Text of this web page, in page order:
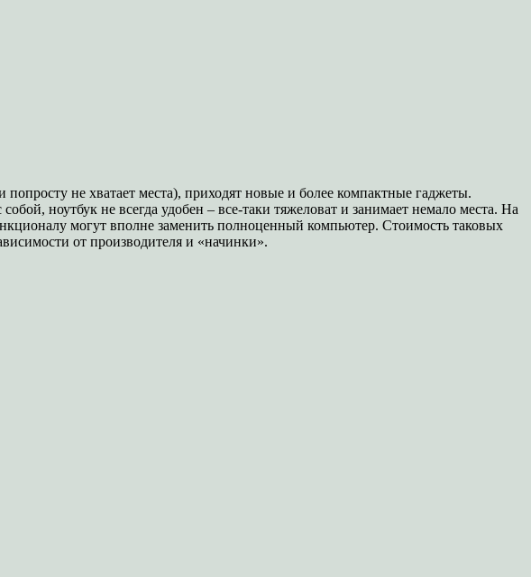
не хватает места), приходят новые и более компактные гаджеты.
ноутбук не всегда удобен – все-таки тяжеловат и занимает немало места. На
могут вполне заменить полноценный компьютер. Стоимость таковых
от производителя и «начинки».